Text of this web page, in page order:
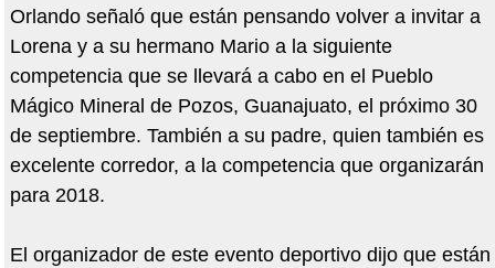
Orlando señaló que están pensando volver a invitar a
Lorena y a su hermano Mario a la siguiente
competencia que se llevará a cabo en el Pueblo
Mágico Mineral de Pozos, Guanajuato, el próximo 30
de septiembre. También a su padre, quien también es
excelente corredor, a la competencia que organizarán
para 2018.
El organizador de este evento deportivo dijo que están